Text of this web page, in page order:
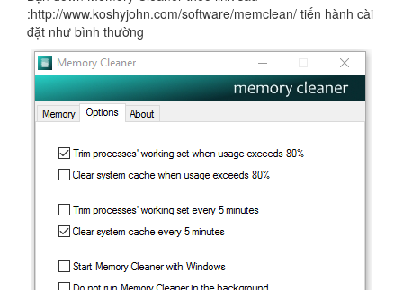
:http://www.koshyjohn.com/software/memclean/ tiến hành cài
đặt như bình thường